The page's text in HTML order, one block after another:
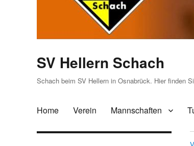
SV Hellern Schach
Schach beim SV Hellern in Osnabrück. Hier finden
Home Verein Mannschaften